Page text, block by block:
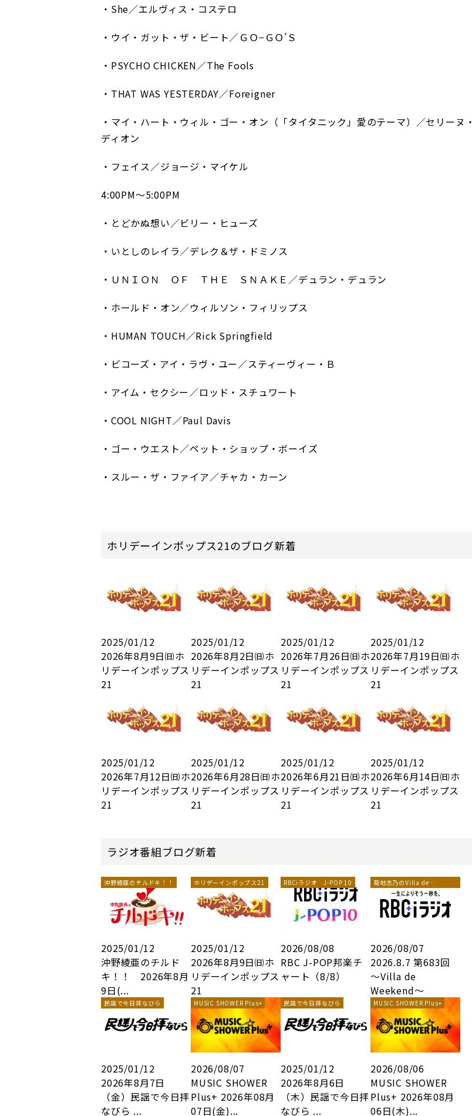
・She／エルヴィス・コステロ
・ウイ・ガット・ザ・ビート／ＧＯ−ＧＯ’Ｓ
・PSYCHO CHICKEN／The Fools
・THAT WAS YESTERDAY／Foreigner
・マイ・ハート・ウィル・ゴー・オン（「タイタニック」愛のテーマ）／セリーヌ・
ディオン
・フェイス／ジョージ・マイケル
4:00PM～5:00PM
・とどかぬ想い／ビリー・ヒューズ
・いとしのレイラ／デレク＆ザ・ドミノス
・ＵＮＩＯＮ ＯＦ ＴＨＥ ＳＮＡＫＥ／デュラン・デュラン
・ホールド・オン／ウィルソン・フィリップス
・HUMAN TOUCH／Rick Springfield
・ビコーズ・アイ・ラヴ・ユー／スティーヴィー・Ｂ
・アイム・セクシー／ロッド・スチュワート
・COOL NIGHT／Paul Davis
・ゴー・ウエスト／ペット・ショップ・ボーイズ
・スルー・ザ・ファイア／チャカ・カーン
ホリデーインポップス21のブログ新着
2025/01/12
2026年8月9日㈰ホ
リデーインポップス
21
2025/01/12
2026年8月2日㈰ホ
リデーインポップス
21
2025/01/12
2026年7月26日㈰ホ
リデーインポップス
21
2025/01/12
2026年7月19日㈰ホ
リデーインポップス
21
2025/01/12
2026年7月12日㈰ホ
リデーインポップス
21
2025/01/12
2026年6月28日㈰ホ
リデーインポップス
21
2025/01/12
2026年6月21日㈰ホ
リデーインポップス
21
2025/01/12
2026年6月14日㈰ホ
リデーインポップス
21
ラジオ番組ブログ新着
沖野綾亜のチルドキ！！
2025/01/12
沖野綾亜のチルド
キ！！ 2026年8月
9日(...
ホリデーインポップス21
2025/01/12
2026年8月9日㈰ホ
リデーインポップス
21
RBCiラジオ J-POP 10
2026/08/08
RBC J-POP邦楽チ
ャート（8/8）
菊地志乃のVilla de
Weekend
2026/08/07
2026.8.7 第683回
～Villa de
Weekend～
民謡で今日拝なびら
2025/01/12
2026年8月7日
（金）民謡で今日拝
なびら ...
MUSIC SHOWER Plus+
2026/08/07
MUSIC SHOWER
Plus+ 2026年08月
07日(金)...
民謡で今日拝なびら
2025/01/12
2026年8月6日
（木）民謡で今日拝
なびら ...
MUSIC SHOWER Plus+
2026/08/06
MUSIC SHOWER
Plus+ 2026年08月
06日(木)...